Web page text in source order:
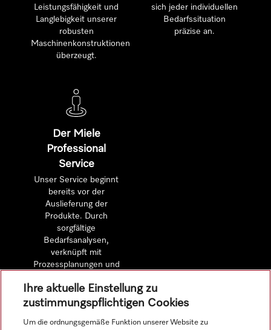
Leistungsfähigkeit und
Langlebigkeit unserer
robusten
Maschinenkonstruktionen
überzeugt.
sich jeder individuellen
Bedarfssituation
präzise an.
Der Miele
Professional
Service
Unser Service beginnt
bereits vor der
Auslieferung der
Produkte. Durch
sorgfältige
Bedarfsanalysen,
verknüpft mit
Prozessplanungen und
Wirtschaftlichkeitsberechnungen.
Ihre aktuelle Einstellung zu
zustimmungspflichtigen Cookies
Um die ordnungsgemäße Funktion unserer Website zu